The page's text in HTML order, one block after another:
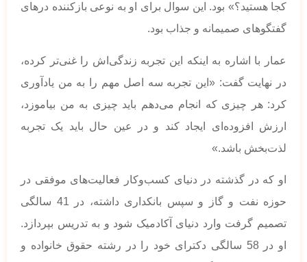
کجا هستید؟» بود. این سوال برای او به نوعی بازکننده درهای
گفتگوهای صمیمانه و جذاب بود.
عمار با اشاره به اینکه این تجربه زندگی‌اش را غنی‌تر کرده،
در نهایت گفت: «این تجربه سه اصل مهم را به من یادآوری
کرد: هر چیزی که انجام می‌دهم باید چیزی به من بیاموزد،
ارزش افزوده‌ای ایجاد کند و در عین حال باید یک تجربه
لذت‌بخش باشد.»
او که در گذشته در دنیای کسب‌وکار فعالیت‌های موفقی در
حوزه نفت و گاز و سپس بانکداری داشته، در 41 سالگی
تصمیم گرفت وارد دنیای آکادمیک شود و به تدریس بپردازد.
او در 58 سالگی دکترای خود را در رشته حقوق خانواده و